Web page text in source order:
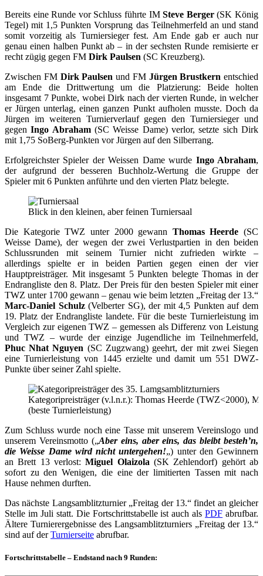
Bereits eine Runde vor Schluss führte IMSteve Berger(SK König
Tegel) mit 1,5 Punkten Vorsprung das Teilnehmerfeld an und stand
somit vorzeitig als Turniersieger fest. Am Ende gab er auch nur
genau einen halben Punkt ab – in der sechsten Runde remisierte er
recht zügig gegen FM Dirk Paulsen (SC Kreuzberg).
Zwischen FM Dirk Paulsen und FM Jürgen Brustkern entschied
am Ende die Drittwertung um die Platzierung: Beide holten
insgesamt 7 Punkte, wobei Dirk nach der vierten Runde, in welcher
er Jürgen unterlag, einen ganzen Punkt aufholen musste. Doch da
Jürgen im weiteren Turnierverlauf gegen den Turniersieger und
gegenIngo Abraham(SC Weisse Dame) verlor, setzte sich Dirk
mit 1,75 SoBerg-Punkten vor Jürgen auf den Silberrang.
Erfolgreichster Spieler der Weissen Dame wurde Ingo Abraham,
der aufgrund der besseren Buchholz-Wertung die Gruppe der
Spieler mit 6 Punkten anführte und den vierten Platz belegte.
Blick in den kleinen, aber feinen Turniersaal
Die Kategorie TWZ unter 2000 gewann Thomas Heerde (SC
Weisse Dame), der wegen der zwei Verlustpartien in den beiden
Schlussrunden mit seinem Turnier nicht zufrieden wirkte –
allerdings spielte er in beiden Partien gegen einen der vier
Hauptpreisträger. Mit insgesamt 5 Punkten belegte Thomas in der
Endrangliste den 8. Platz. Der Preis für den besten Spieler mit einer
TWZ unter 1700 gewann – genau wie beim letzten „Freitag der 13.“
Marc-Daniel Schulz(Velberter SG), der mit 4,5 Punkten auf dem
19. Platz der Endrangliste landete. Für die beste Turnierleistung im
Vergleich zur eigenen TWZ – gemessen als Differenz von Leistung
und TWZ – wurde der einzige Jugendliche im Teilnehmerfeld,
Phuc Nhat Nguyen (SC Zugzwang) geehrt, der mit zwei Siegen
eine Turnierleistung von 1445 erzielte und damit um 551 DWZ-
Punkte über seiner Zahl spielte.
Kategoripreisträger (v.l.n.r.): Thomas Heerde (TWZ<2000),
(beste Turnierleistung)
Zum Schluss wurde noch eine Tasse mit unserem Vereinslogo und
unserem Vereinsmotto („Aber eins, aber eins, das bleibt besteh’n,
die Weisse Dame wird nicht untergehen!„) unter den Gewinnern
an Brett 13 verlost:Miguel Olaizola (SK Zehlendorf) gehört ab
sofort zu den Wenigen, die eine der limitierten Tassen mit nach
Hause nehmen durften.
Das nächste Langsamblitzturnier „Freitag der 13.“ findet an gleicher
Stelle im Juli statt. Die Fortschrittstabelle ist auch alsPDF abrufbar.
Ältere Turnierergebnisse des Langsamblitzturniers „Freitag der 13.“
sind auf derTurnierseite abrufbar.
Fortschrittstabelle – Endstand nach 9 Runden: